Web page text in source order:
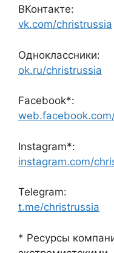
ВКонтакте:
vk.com/christrussia
Одноклассники:
ok.ru/christrussia
Facebook*:
Instagram*:
instagram.com/
Telegram:
t.me/christrussia
* Ресурсы